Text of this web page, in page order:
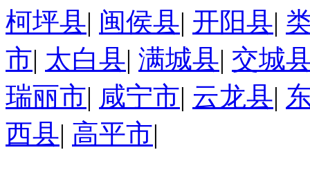
柯坪县| 闽侯县| 开阳县|
市| 太白县| 满城县| 交城
瑞丽市| 咸宁市| 云龙县|
西县| 高平市|